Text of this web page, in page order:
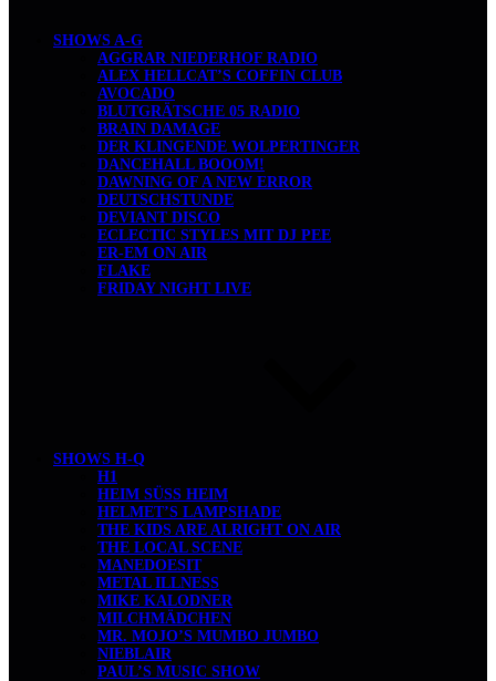
SHOWS A-G
AGGRAR NIEDERHOF RADIO
ALEX HELLCAT’S COFFIN CLUB
AVOCADO
BLUTGRÄTSCHE 05 RADIO
BRAIN DAMAGE
DER KLINGENDE WOLPERTINGER
DANCEHALL BOOOM!
DAWNING OF A NEW ERROR
DEUTSCHSTUNDE
DEVIANT DISCO
ECLECTIC STYLES MIT DJ PEE
ER-EM ON AIR
FLAKE
FRIDAY NIGHT LIVE
SHOWS H-Q
H1
HEIM SÜSS HEIM
HELMET’S LAMPSHADE
THE KIDS ARE ALRIGHT ON AIR
THE LOCAL SCENE
MANEDOESIT
METAL ILLNESS
MIKE KALODNER
MILCHMÄDCHEN
MR. MOJO’S MUMBO JUMBO
NIEBLAIR
PAUL’S MUSIC SHOW